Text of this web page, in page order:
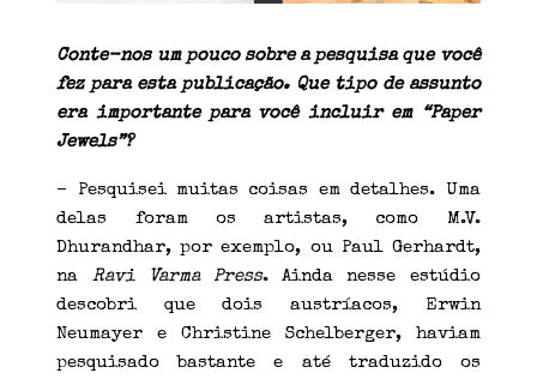
Conte-nos um pouco sobre a pesquisa que você
fez para esta publicação. Que tipo de assunto
era importante para você incluir em “Paper
Jewels”?
– Pesquisei muitas coisas em detalhes. Uma
delas foram os artistas, como M.V.
Dhurandhar, por exemplo, ou Paul Gerhardt,
na Ravi Varma Press. Ainda nesse estúdio
descobri que dois austríacos, Erwin
Neumayer e Christine Schelberger, haviam
pesquisado bastante e até traduzido os